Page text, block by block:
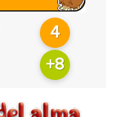
4
+8